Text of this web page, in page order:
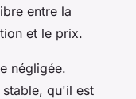
entre la
et le prix.
négligée.
qu'il est